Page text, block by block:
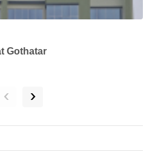
Gothatar
‹ ›